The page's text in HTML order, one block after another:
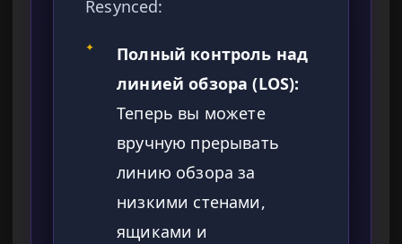
Resynced:
✦
Полный контроль над
линией обзора (LOS):
Теперь вы можете
вручную прерывать
линию обзора за
низкими стенами,
ящиками и